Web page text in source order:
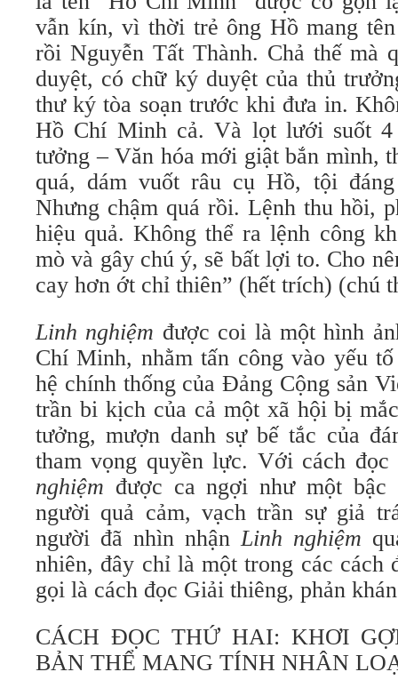
vẫn kín, vì thời trẻ ông Hồ mang
rồi Nguyễn Tất Thành. Chả thế mà
duyệt, có chữ ký duyệt của thủ
thư ký tòa soạn trước khi đưa in.
Hồ Chí Minh cả. Và lọt lưới suốt
tưởng – Văn hóa mới giật bắn mình,
quá, dám vuốt râu cụ Hồ, tội
Nhưng chậm quá rồi. Lệnh thu hồi,
hiệu quả. Không thể ra lệnh công
mò và gây chú ý, sẽ bất lợi to. Cho
cay hơn ớt chỉ thiên” (hết trích) (chú
Linh nghiệm được coi là một hình
Chí Minh, nhằm tấn công vào yếu
hệ chính thống của Đảng Cộng sản
trần bi kịch của cả một xã hội bị
tưởng, mượn danh sự bế tắc của
tham vọng quyền lực. Với cách
nghiệm được ca ngợi như một bậc
người quả cảm, vạch trần sự giả
người đã nhìn nhậnLinh nghiệm
nhiên, đây chỉ là một trong các cách
gọi là cách đọc Giải thiêng, phản
CÁCH ĐỌC THỨ HAI: KHƠI
BẢN THỂ MANG TÍNH NHÂN